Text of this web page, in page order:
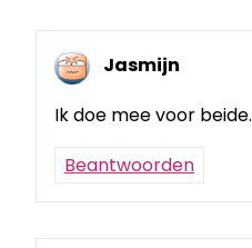
Jasmijn
Ik doe mee voor beide.
Beantwoorden